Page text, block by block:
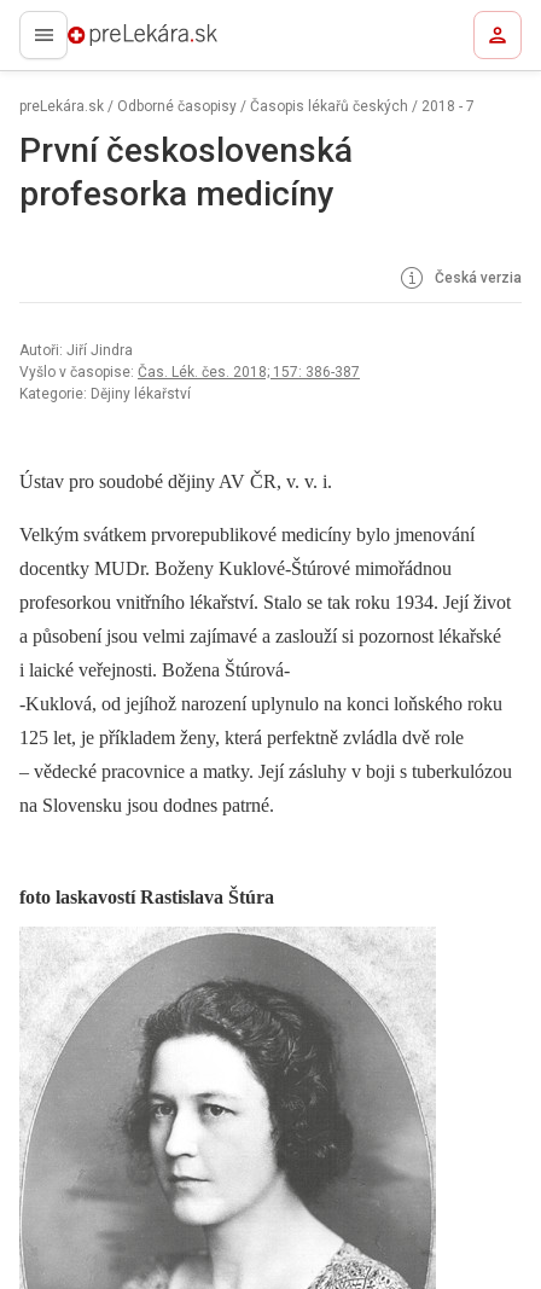
preLekára.sk
preLekára.sk / Odborné časopisy / Časopis lékařů českých / 2018 - 7
První československá
profesorka medicíny
Česká verzia
Autoři: Jiří Jindra
Vyšlo v časopise: Čas. Lék. čes. 2018; 157: 386-387
Kategorie: Dějiny lékařství
Ústav pro soudobé dějiny AV ČR, v. v. i.
Velkým svátkem prvorepublikové medicíny bylo jmenování
docentky MUDr. Boženy Kuklové-Štúrové mimořádnou
profesorkou vnitřního lékařství. Stalo se tak roku 1934. Její život
a působení jsou velmi zajímavé a zaslouží si pozornost lékařské
i laické veřejnosti. Božena Štúrová-
-Kuklová, od jejíhož narození uplynulo na konci loňského roku
125 let, je příkladem ženy, která perfektně zvládla dvě role
–⁠ vědecké pracovnice a matky. Její zásluhy v boji s tuberkulózou
na Slovensku jsou dodnes patrné.
foto laskavostí Rastislava Štúra